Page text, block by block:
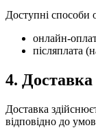
Доступні способи
онлайн-
післяплата
4. Доставка
Доставка
відповідно до